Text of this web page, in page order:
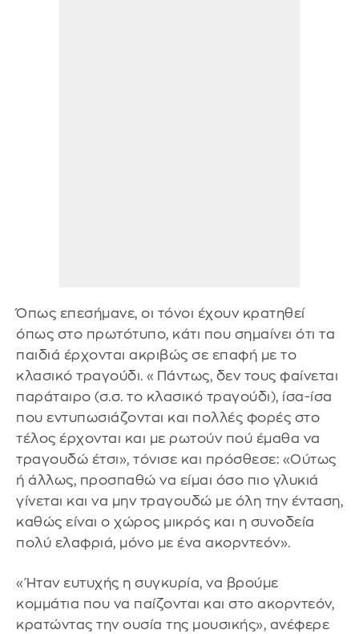
Όπως επεσήμανε, οι τόνοι έχουν κρατηθεί
όπως στο πρωτότυπο, κάτι που σημαίνει ότι τα
παιδιά έρχονται ακριβώς σε επαφή με το
κλασικό τραγούδι. «Πάντως, δεν τους φαίνεται
παράταιρο (σ.σ. το κλασικό τραγούδι), ίσα-ίσα
που εντυπωσιάζονται και πολλές φορές στο
τέλος έρχονται και με ρωτούν πού έμαθα να
τραγουδώ έτσι», τόνισε και πρόσθεσε: «Ούτως
ή άλλως, προσπαθώ να είμαι όσο πιο γλυκιά
γίνεται και να μην τραγουδώ με όλη την ένταση,
καθώς είναι ο χώρος μικρός και η συνοδεία
πολύ ελαφριά, μόνο με ένα ακορντεόν».
«Ήταν ευτυχής η συγκυρία, να βρούμε
κομμάτια που να παίζονται και στο ακορντεόν,
κρατώντας την ουσία της μουσικής», ανέφερε